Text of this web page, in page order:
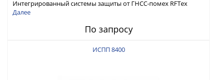
Интегрированный системы защиты от ГНСС-помех RFТех
ИСПП 8500
Далее
По запросу
ИСПП 8400